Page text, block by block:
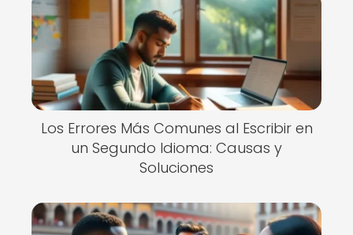
Los Errores Más Comunes al Escribir en
un Segundo Idioma: Causas y
Soluciones